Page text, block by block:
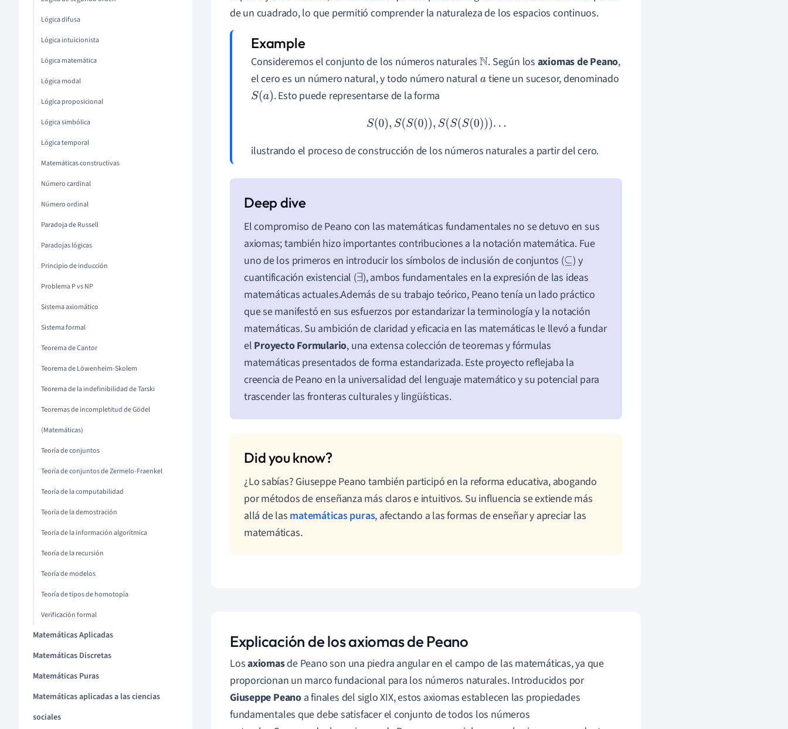
Lógica difusa
Lógica intuicionista
Lógica matemática
Lógica modal
Lógica proposicional
Lógica simbólica
Lógica temporal
Matemáticas constructivas
Número cardinal
Número ordinal
Paradoja de Russell
Paradojas lógicas
Principio de inducción
Problema P vs NP
Sistema axiomático
Sistema formal
Teorema de Cantor
Teorema de Löwenheim-Skolem
Teorema de la indefinibilidad de Tarski
Teoremas de incompletitud de Gödel
(Matemáticas)
Teoría de conjuntos
Teoría de conjuntos de Zermelo-Fraenkel
Teoría de la computabilidad
Teoría de la demostración
Teoría de la información algorítmica
Teoría de la recursión
Teoría de modelos
Teoría de tipos de homotopía
Verificación formal
Matemáticas Aplicadas
Matemáticas Discretas
Matemáticas Puras
Matemáticas aplicadas a las ciencias
sociales
de un cuadrado, lo que permitió comprender la naturaleza de los espacios continuos.
Consideremos el conjunto de los números naturales N. Según los axiomas de Peano,
el cero es un número natural, y todo número natural a tiene un sucesor, denominado
S(a) . Esto puede representarse de la forma
S(0),S(S(0)) ,S(S(S(0)))...
ilustrando el proceso de construcción de los números naturales a partir del cero.
El compromiso de Peano con las matemáticas fundamentales no se detuvo en sus
axiomas; también hizo importantes contribuciones a la notación matemática. Fue
uno de los primeros en introducir los símbolos de inclusión de conjuntos (⊆) y
cuantificación existencial (∃), ambos fundamentales en la expresión de las ideas
matemáticas actuales.Además de su trabajo teórico, Peano tenía un lado práctico
que se manifestó en sus esfuerzos por estandarizar la terminología y la notación
matemáticas. Su ambición de claridad y eficacia en las matemáticas le llevó a fundar
el Proyecto Formulario, una extensa colección de teoremas y fórmulas
matemáticas presentados de forma estandarizada. Este proyecto reflejaba la
creencia de Peano en la universalidad del lenguaje matemático y su potencial para
trascender las fronteras culturales y lingüísticas.
¿Lo sabías? Giuseppe Peano también participó en la reforma educativa, abogando
por métodos de enseñanza más claros e intuitivos. Su influencia se extiende más
allá de las matemáticas puras, afectando a las formas de enseñar y apreciar las
matemáticas.
Explicación de los axiomas de Peano
Losaxiomasde Peano son una piedra angular en el campo de las matemáticas, ya que
proporcionan un marco fundacional para los números naturales. Introducidos por
Giuseppe Peanoa finales del siglo XIX, estos axiomas establecen las propiedades
fundamentales que debe satisfacer el conjunto de todos los números